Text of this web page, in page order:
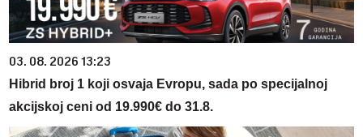
03. 08. 2026 13:23
Hibrid broj 1 koji osvaja Evropu, sada po specijalnoj
akcijskoj ceni od 19.990€ do 31.8.